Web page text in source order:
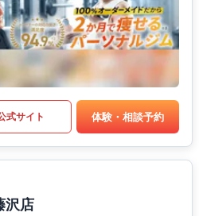
式サイト 体験・相談予約
沢店